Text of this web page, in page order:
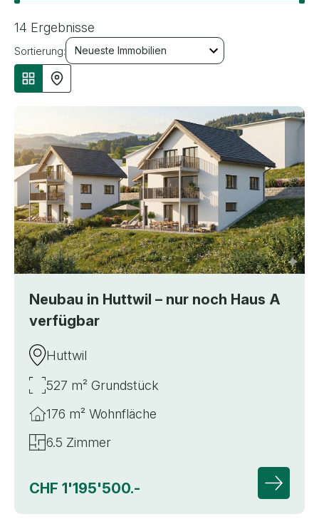
14 Ergebnisse
Sortierung:
Neubau in Huttwil – nur noch Haus A
verfügbar
Huttwil
527 m² Grundstück
176 m² Wohnfläche
6.5 Zimmer
CHF 1'195'500.- Zur